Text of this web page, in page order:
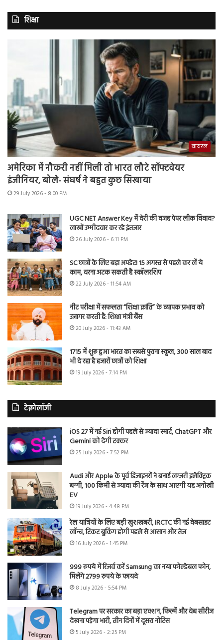
शिक्षा
वायरल
अमेरिका में नौकरी नहीं मिली तो भारत लौटे सॉफ्टवेयर
इंजीनियर, बोले- संघर्ष ने बहुत कुछ सिखाया
29 July 2026 - 8:00 PM
UGC NET Answer Key में देरी की वजह पेपर लीक विवाद?
लाखों उम्मीदवार कर रहे इंतजार
26 July 2026 - 6:11 PM
SC छात्रों के लिए बड़ा अपडेट! 15 अगस्त से पहले कर लें ये
काम, वरना अटक सकती है स्कॉलरशिप
22 July 2026 - 11:54 AM
नीट परीक्षा में सफलता “शिक्षा क्रांति” के व्यापक प्रभाव को
उजागर करती है: शिक्षा मंत्री बैंस
20 July 2026 - 11:43 AM
1715 में शुरू हुआ भारत का सबसे पुराना स्कूल, 300 साल बाद
भी दे रहा है हजारों छात्रों को शिक्षा
19 July 2026 - 7:14 PM
टेक्नोलॉजी
iOS 27 में नई Siri होगी पहले से ज्यादा स्मार्ट, ChatGPT और
Gemini को देगी टक्कर
25 July 2026 - 7:52 PM
Audi और Apple के पूर्व डिजाइनरों ने बनाई लग्जरी इलेक्ट्रिक
बग्गी, 100 किमी से ज्यादा की रेंज के साथ आएगी यह अनोखी
EV
19 July 2026 - 4:48 PM
रेल यात्रियों के लिए बड़ी खुशखबरी, IRCTC की नई वेबसाइट
लॉन्च, टिकट बुकिंग होगी पहले से आसान और तेज
16 July 2026 - 1:45 PM
999 रुपये में रिजर्व करें Samsung का नया फोल्डेबल फोन,
मिलेंगे 2799 रुपये के फायदे
8 July 2026 - 5:54 PM
Telegram पर सरकार का बड़ा एक्शन, फिल्में और वेब सीरीज
देखना पड़ेगा भारी, तीन दिनों में दूसरा नोटिस
5 July 2026 - 2:25 PM